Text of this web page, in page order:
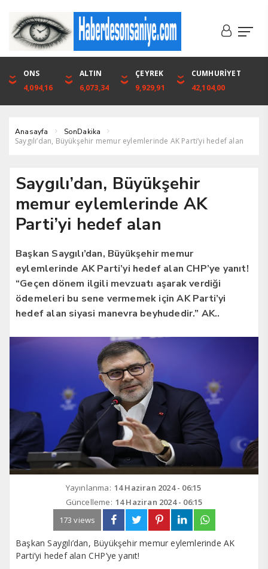
DOLAR
46,1316
EURO
53,3001
ALTIN
6,073,34
BIST
1.720,92
ONS
4,094,16
ALTIN
6,073,34
ÇEYREK
9,929,91
CUMHURİYET
42,104,00
Anasayfa SonDakika
Saygılı’dan, Büyükşehir memur eylemlerinde AK Parti’yi hedef alan
Saygılı’dan, Büyükşehir
memur eylemlerinde AK
Parti’yi hedef alan
Başkan Saygılı’dan, Büyükşehir memur
eylemlerinde AK Parti’yi hedef alan CHP’ye yanıt!
“Geçen dönem ilgili mevzuatı aşarak verdiği
ödemeleri bu sene vermemek için AK Parti’yi
hedef alan siyasi manevra beyhudedir.” AK..
Yayınlanma: 14 Haziran 2024 - 06:15
Güncelleme: 14 Haziran 2024 - 06:15
173 views
Başkan Saygılı’dan, Büyükşehir memur eylemlerinde AK
Parti’yi hedef alan CHP’ye yanıt!